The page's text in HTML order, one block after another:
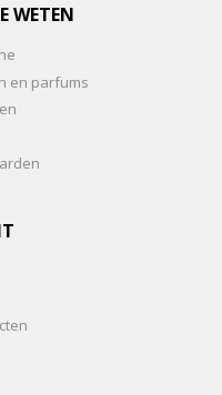
WETEN
en parfums